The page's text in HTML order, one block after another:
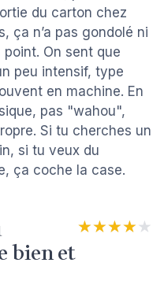
du carton chez
ça n’a pas gondolé ni
On sent que
peu intensif, type
en machine. En
pas "wahou",
Si tu cherches un
si tu veux du
ça coche la case.
bien et
★★★★★
★★★★★